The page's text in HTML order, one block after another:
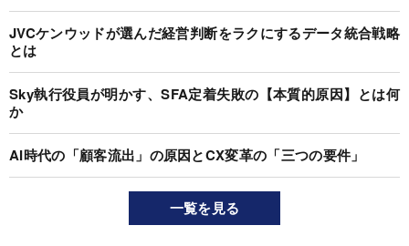
JVCケンウッドが選んだ経営判断をラクにするデータ統合戦略
とは
Sky執行役員が明かす、SFA定着失敗の【本質的原因】とは何
か
AI時代の「顧客流出」の原因とCX変革の「三つの要件」
一覧を見る